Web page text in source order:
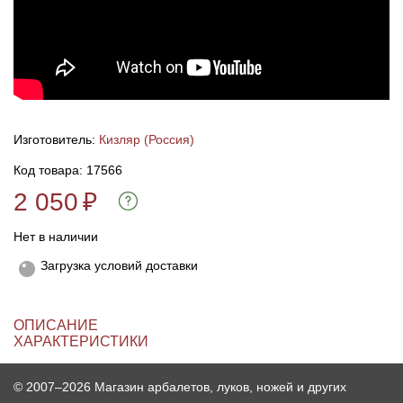
Изготовитель: Кизляр (Россия)
Код товара: 17566
2 050₽
Нет в наличии
Загрузка условий доставки
ОПИСАНИЕ
ХАРАКТЕРИСТИКИ
© 2007–2026 Магазин арбалетов, луков, ножей и других
Полочки для лука
Кликеры для лука
Плунжеры для лука
Ножи складные